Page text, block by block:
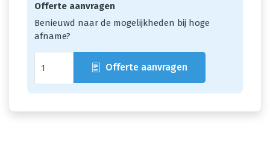
Offerte aanvragen
Benieuwd naar de mogelijkheden bij hoge
afname?
Offerte aanvragen